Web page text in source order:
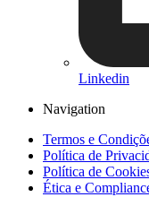
Linkedin
Navigation
Termos e
Política de
Política de
Ética e